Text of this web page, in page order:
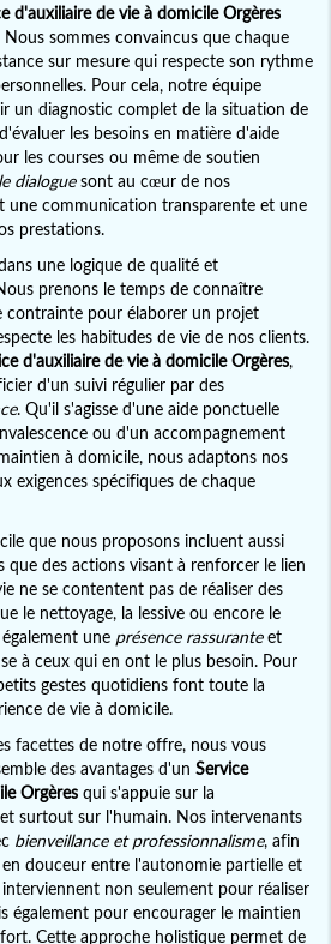
d'auxiliaire de vie à domicile Orgères
sommes convaincus que chaque
sur mesure qui respecte son rythme
Pour cela, notre équipe
un diagnostic complet de la situation de
les besoins en matière d'aide
les courses ou même de soutien
dialoguesont au cœur de nos
une communication transparente et une
prestations.
une logique de qualité et
prenons le temps de connaître
contrainte pour élaborer un projet
les habitudes de vie de nos clients.
d'auxiliaire de vie à domicile Orgères,
d'un suivi régulier par des
. Qu'il s'agisse d'une aide ponctuelle
ou d'un accompagnement
à domicile, nous adaptons nos
exigences spécifiques de chaque
que nous proposons incluent aussi
que des actions visant à renforcer le lien
ne se contentent pas de réaliser des
le nettoyage, la lessive ou encore le
une présence rassuranteet
à ceux qui en ont le plus besoin. Pour
gestes quotidiens font toute la
de vie à domicile.
facettes de notre offre, nous vous
des avantages d'un Service
Orgères qui s'appuie sur la
surtout sur l'humain. Nos intervenants
bienveillance et professionnalisme, afin
douceur entre l'autonomie partielle et
interviennent non seulement pour réaliser
également pour encourager le maintien
Cette approche holistique permet de